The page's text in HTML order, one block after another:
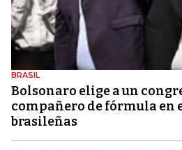
BRASIL
Bolsonaro elige a un
compañero de fórmula en
brasileñas